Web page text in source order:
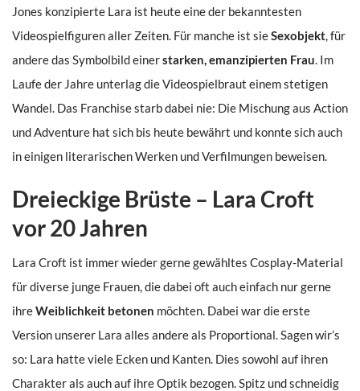
Jones konzipierte Lara ist heute eine der bekanntesten
Videospielfiguren aller Zeiten. Für manche ist sieSexobjekt, für
andere das Symbolbild einerstarken, emanzipierten Frau. Im
Laufe der Jahre unterlag die Videospielbraut einem stetigen
Wandel. Das Franchise starb dabei nie: Die Mischung aus Action
und Adventure hat sich bis heute bewährt und konnte sich auch
in einigen literarischen Werken und Verfilmungen beweisen.
Dreieckige Brüste – Lara Croft
vor 20 Jahren
Lara Croft ist immer wieder gerne gewähltes Cosplay-Material
für diverse junge Frauen, die dabei oft auch einfach nur gerne
ihreWeiblichkeit betonen möchten. Dabei war die erste
Version unserer Lara alles andere als Proportional. Sagen wir’s
so: Lara hatte viele Ecken und Kanten. Dies sowohl auf ihren
Charakter als auch auf ihre Optik bezogen. Spitz und schneidig